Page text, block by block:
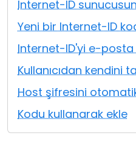
Internet-ID
Yeni bir Internet-ID
Internet-ID'yi e-
Kullanıcıdan kendini
Host şifresini
Kodu kullanarak ekle